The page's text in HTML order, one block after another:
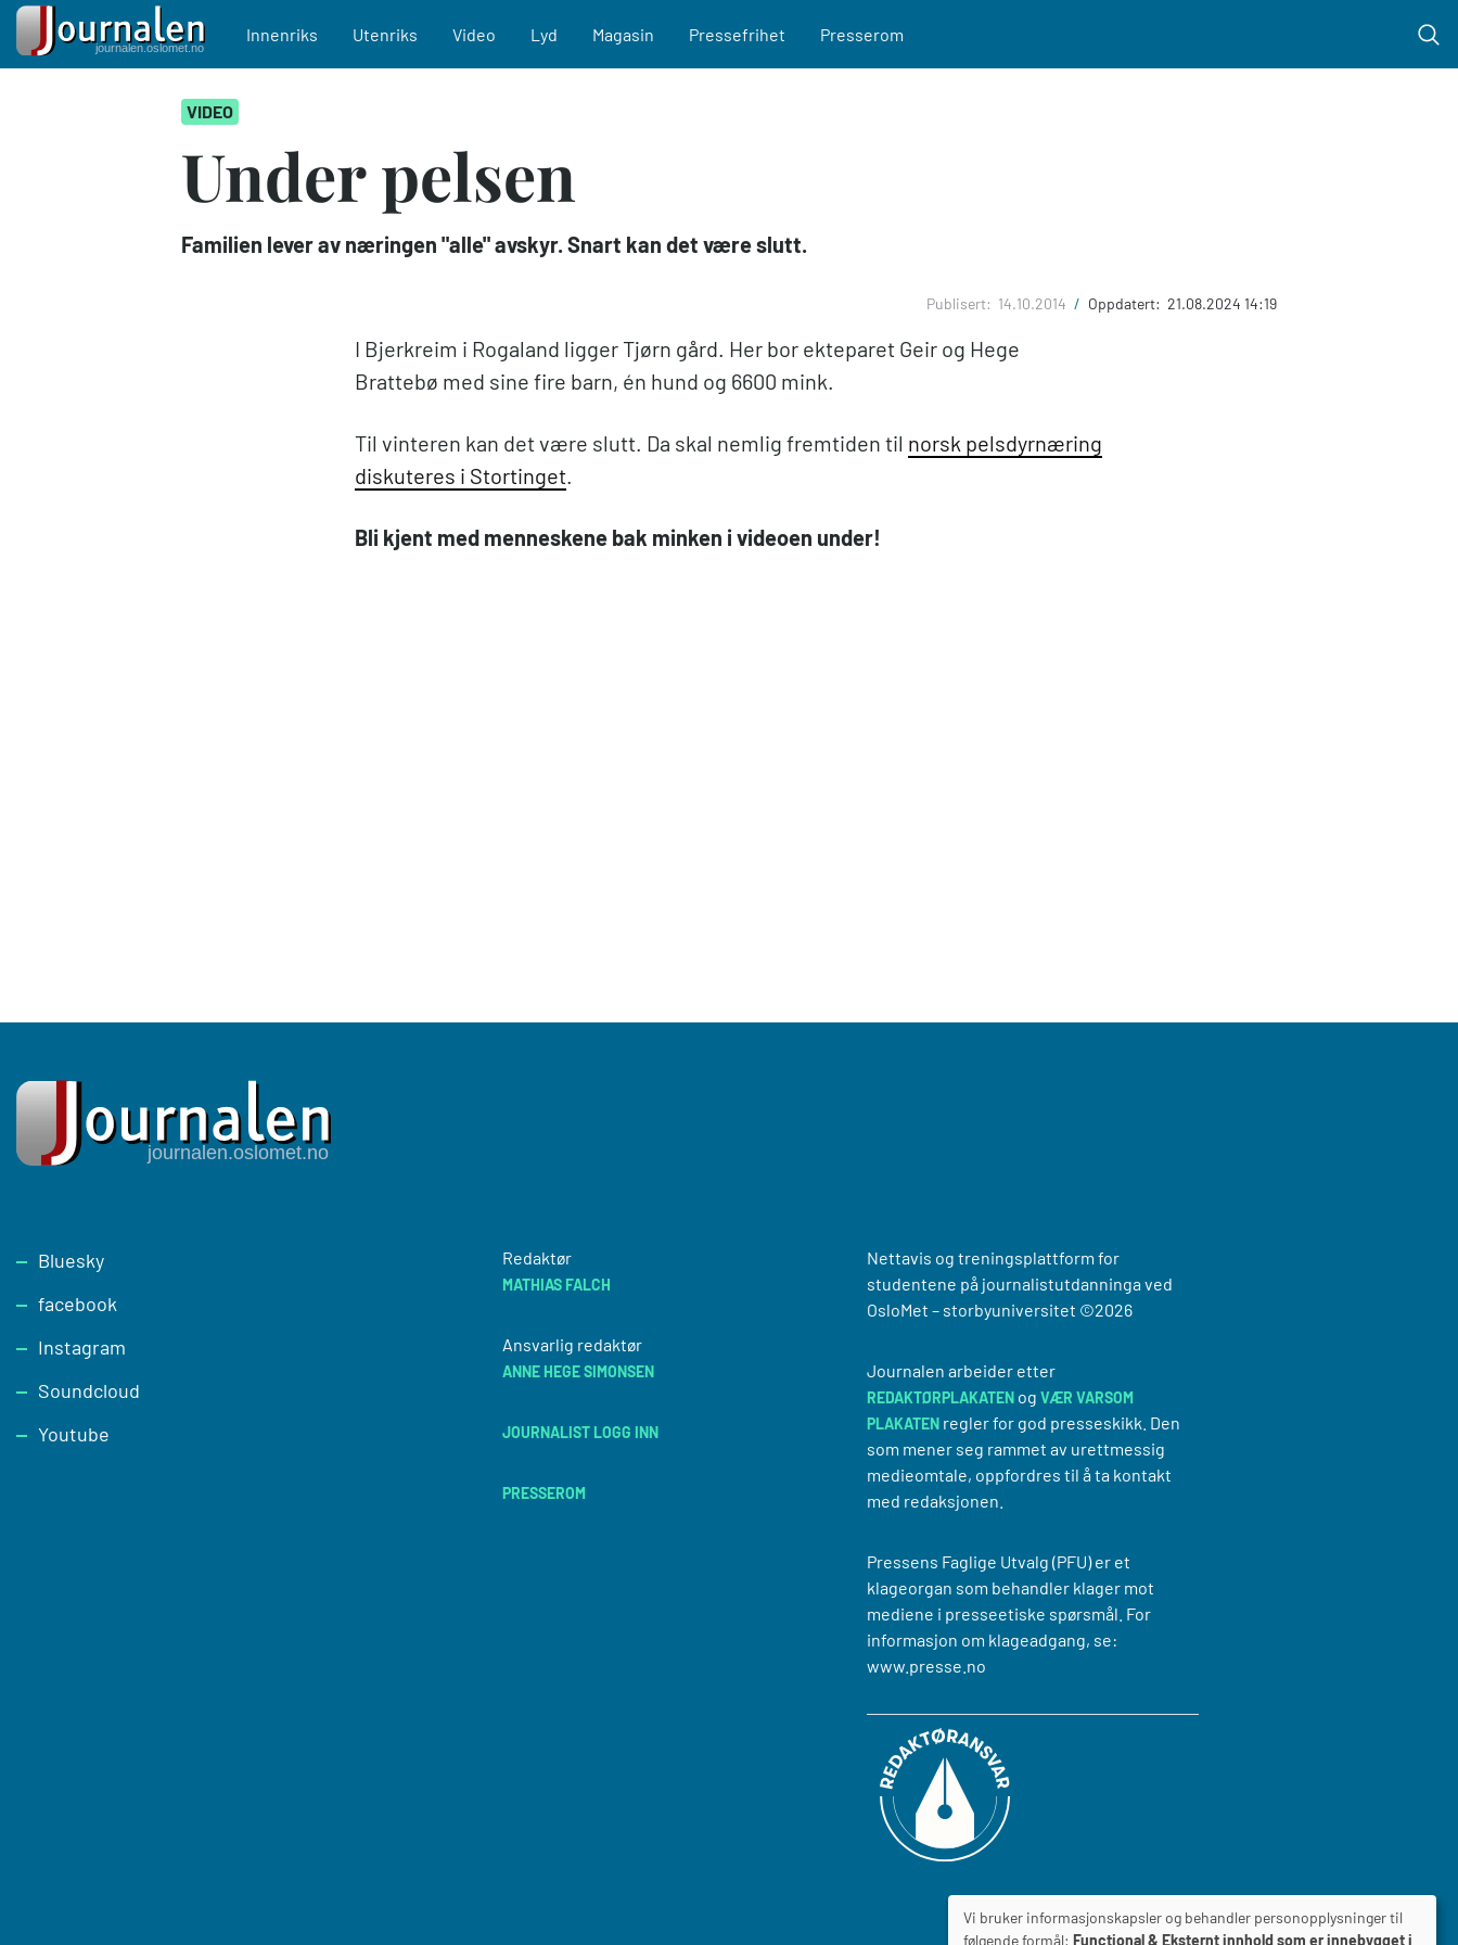
Main navigation
Innenriks Utenriks Video Lyd Magasin Pressefrihet Presserom
VIDEO
Under pelsen
Familien lever av næringen "alle" avskyr. Snart kan det være slutt.
Publisert: 14.10.2014 / Oppdatert: 21.08.2024 14:19
I Bjerkreim i Rogaland ligger Tjørn gård. Her bor ekteparet Geir og Hege
Brattebø med sine fire barn, én hund og 6600 mink.
Til vinteren kan det være slutt. Da skal nemlig fremtiden til norsk pelsdyrnæring
diskuteres i Stortinget
Bli kjent med menneskene bak minken i videoen under!
Footer
Bluesky
facebook
Instagram
Soundcloud
Youtube
Redaktør
MATHIAS FALCH
Ansvarlig redaktør
ANNE HEGE SIMONSEN
JOURNALIST LOGG INN
PRESSEROM
Nettavis og treningsplattform for
studentene på journalistutdanninga ved
OsloMet – storbyuniversitet ©2026
Journalen arbeider etter
REDAKTØRPLAKATENog VÆR VARSOM
PLAKATENregler for god presseskikk. Den
som mener seg rammet av urettmessig
medieomtale, oppfordres til å ta kontakt
med redaksjonen.
Pressens Faglige Utvalg (PFU) er et
klageorgan som behandler klager mot
mediene i presseetiske spørsmål. For
informasjon om klageadgang, se:
www.presse.no
Vi bruker informasjonskapsler og behandler personopplysninger til
følgende formål: Functional & Eksternt innhold som er innebygget i